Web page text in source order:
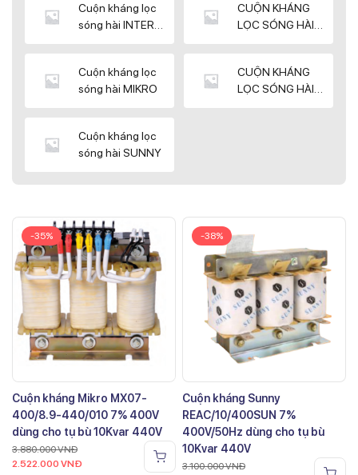
Cuộn kháng lọc
sóng hài INTER
CUỘN KHÁNG
LỌC SÓNG HÀI
Cuộn kháng lọc
sóng hài MIKRO
CUỘN KHÁNG
LỌC SÓNG HÀI
Cuộn kháng lọc
sóng hài SUNNY
-35%
Cuộn kháng Mikro MX07-
400/8.9-440/010 7% 400V
dùng cho tụ bù 10Kvar 440V
3.880.000VNĐ
2.522.000 VNĐ
-38%
Cuộn kháng Sunny
REAC/10/400SUN 7%
400V/50Hz dùng cho tụ bù
10Kvar 440V
3.100.000VNĐ